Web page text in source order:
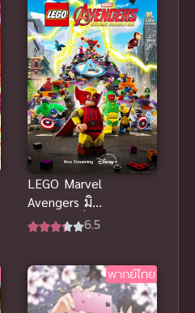
LEGO Marvel
Avengers มิช
ชันเดโมลิชั่น
สนุก
6.5
พากย์ไทย